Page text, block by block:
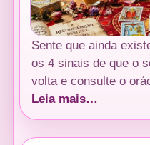
Sente que ainda
os 4 sinais de que o
volta e consulte o
Leia mais…